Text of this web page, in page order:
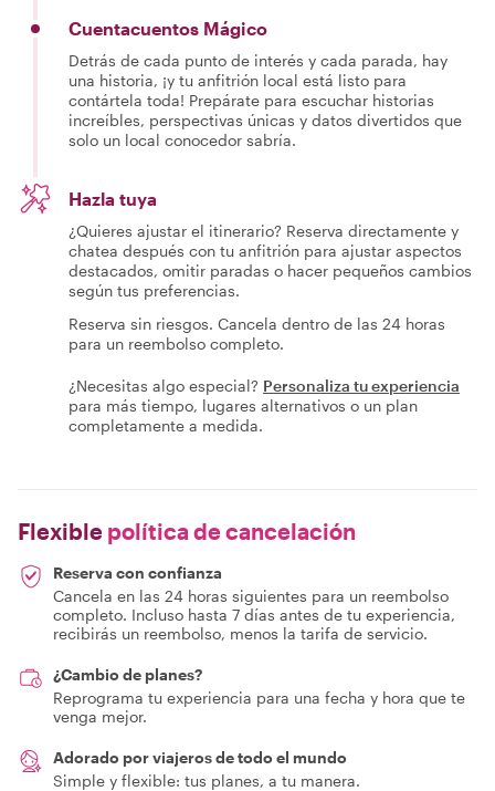
Cuentacuentos Mágico
Detrás de cada punto de interés y cada parada, hay
una historia, ¡y tu anfitrión local está listo para
contártela toda! Prepárate para escuchar historias
increíbles, perspectivas únicas y datos divertidos que
solo un local conocedor sabría.
Hazla tuya
¿Quieres ajustar el itinerario? Reserva directamente y
chatea después con tu anfitrión para ajustar aspectos
destacados, omitir paradas o hacer pequeños cambios
según tus preferencias.
Reserva sin riesgos. Cancela dentro de las 24 horas
para un reembolso completo.
¿Necesitas algo especial? Personaliza tu experiencia
para más tiempo, lugares alternativos o un plan
completamente a medida.
Flexible política de cancelación
Reserva con confianza
Cancela en las 24 horas siguientes para un reembolso
completo. Incluso hasta 7 días antes de tu experiencia,
recibirás un reembolso, menos la tarifa de servicio.
¿Cambio de planes?
Reprograma tu experiencia para una fecha y hora que te
venga mejor.
Adorado por viajeros de todo el mundo
Simple y flexible: tus planes, a tu manera.